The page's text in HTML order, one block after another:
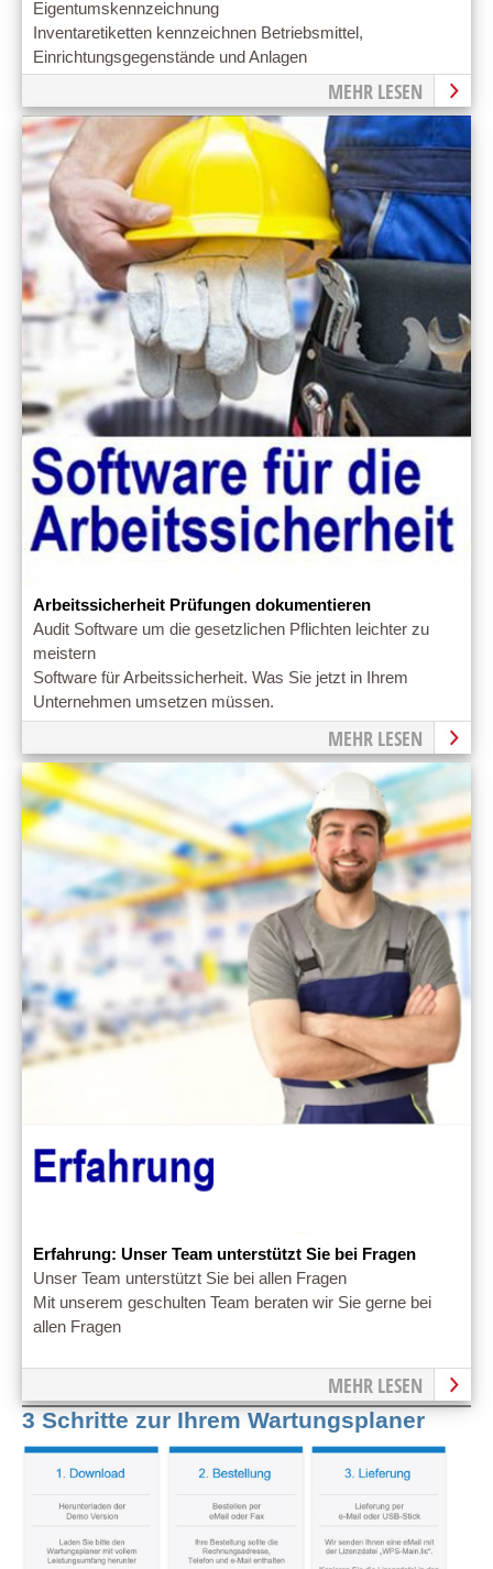
Eigentumskennzeichnung
Inventaretiketten kennzeichnen Betriebsmittel,
Einrichtungsgegenstände und Anlagen
MEHR LESEN
Arbeitssicherheit Prüfungen dokumentieren
Audit Software um die gesetzlichen Pflichten leichter zu
meistern
Software für Arbeitssicherheit. Was Sie jetzt in Ihrem
Unternehmen umsetzen müssen.
MEHR LESEN
Erfahrung: Unser Team unterstützt Sie bei Fragen
Unser Team unterstützt Sie bei allen Fragen
Mit unserem geschulten Team beraten wir Sie gerne bei
allen Fragen
MEHR LESEN
3 Schritte zur Ihrem Wartungsplaner